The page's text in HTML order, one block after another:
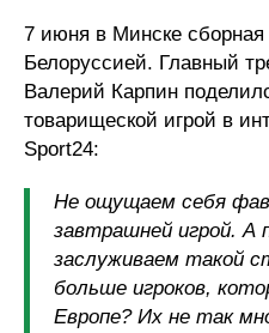
7 июня в Минске сборная
Белоруссией. Главный
Валерий Карпин
товарищеской игрой в
Sport24:
Не ощущаем себя
завтрашней игрой. А
заслуживаем такой
больше игроков,
Европе? Их не так